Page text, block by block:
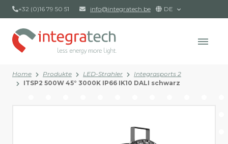
+32 (0)16 79 50 51 info@integratech.be DE
Home Produkte LED-Strahler
Integrasports 2
ITSP2 500W 45° 3000K IP66 IK10 DALI schwarz